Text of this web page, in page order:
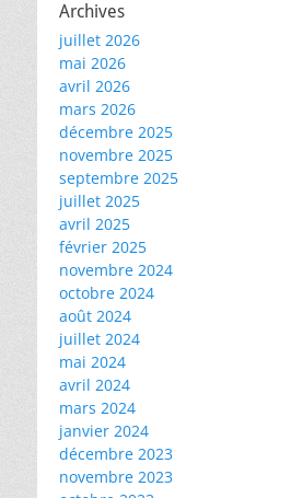
Archives
juillet 2026
mai 2026
avril 2026
mars 2026
décembre 2025
novembre 2025
septembre 2025
juillet 2025
avril 2025
février 2025
novembre 2024
octobre 2024
août 2024
juillet 2024
mai 2024
avril 2024
mars 2024
janvier 2024
décembre 2023
novembre 2023